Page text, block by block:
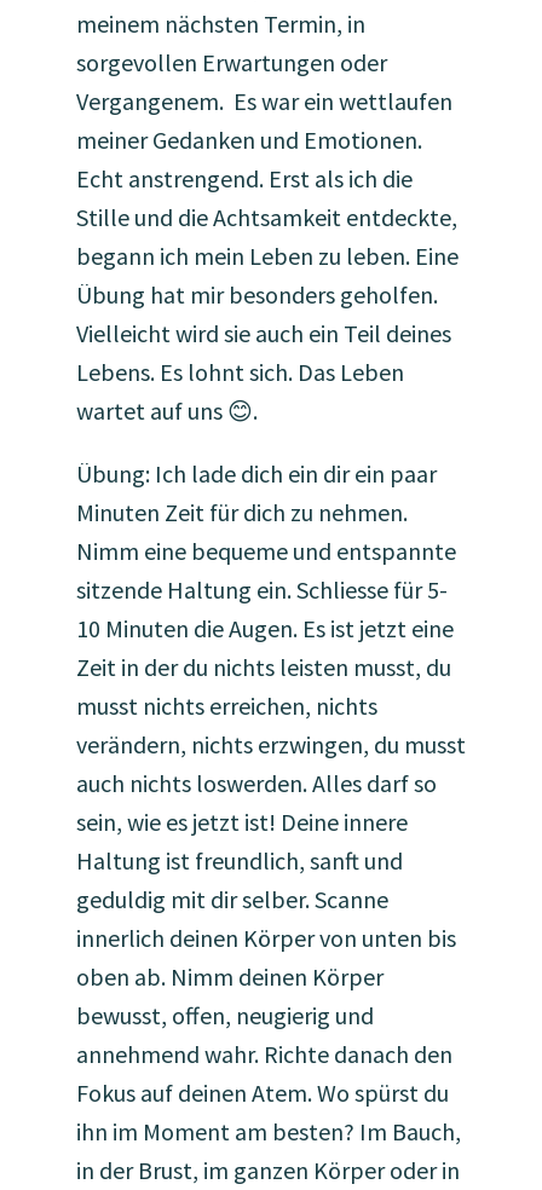
meinem nächsten Termin, in
sorgevollen Erwartungen oder
Vergangenem. Es war ein wettlaufen
meiner Gedanken und Emotionen.
Echt anstrengend. Erst als ich die
Stille und die Achtsamkeit entdeckte,
begann ich mein Leben zu leben. Eine
Übung hat mir besonders geholfen.
Vielleicht wird sie auch ein Teil deines
Lebens. Es lohnt sich. Das Leben
wartet auf uns 😊.
Übung: Ich lade dich ein dir ein paar
Minuten Zeit für dich zu nehmen.
Nimm eine bequeme und entspannte
sitzende Haltung ein. Schliesse für 5-
10 Minuten die Augen. Es ist jetzt eine
Zeit in der du nichts leisten musst, du
musst nichts erreichen, nichts
verändern, nichts erzwingen, du musst
auch nichts loswerden. Alles darf so
sein, wie es jetzt ist! Deine innere
Haltung ist freundlich, sanft und
geduldig mit dir selber. Scanne
innerlich deinen Körper von unten bis
oben ab. Nimm deinen Körper
bewusst, offen, neugierig und
annehmend wahr. Richte danach den
Fokus auf deinen Atem. Wo spürst du
ihn im Moment am besten? Im Bauch,
in der Brust, im ganzen Körper oder in